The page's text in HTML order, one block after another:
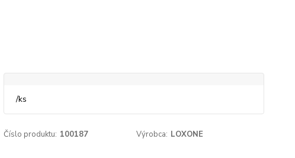
/ks
Číslo produktu: 100187 Výrobca: LOXONE